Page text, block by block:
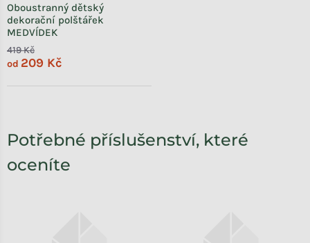
Oboustranný dětský
dekorační polštářek
MEDVÍDEK
419 Kč
od 209 Kč
Potřebné příslušenství, které
oceníte